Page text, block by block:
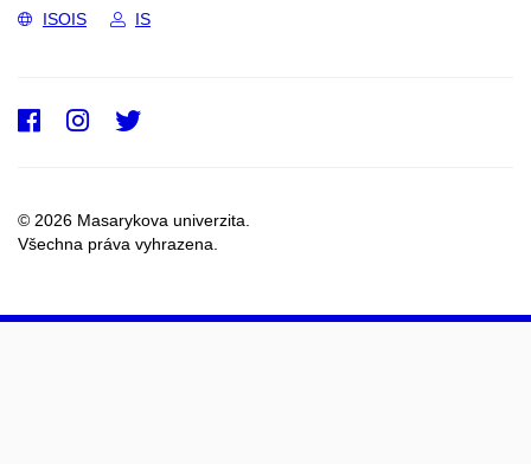
ISOIS IS
© 2026 Masarykova univerzita.
Všechna práva vyhrazena.
Facebook
Instagram
Twitter